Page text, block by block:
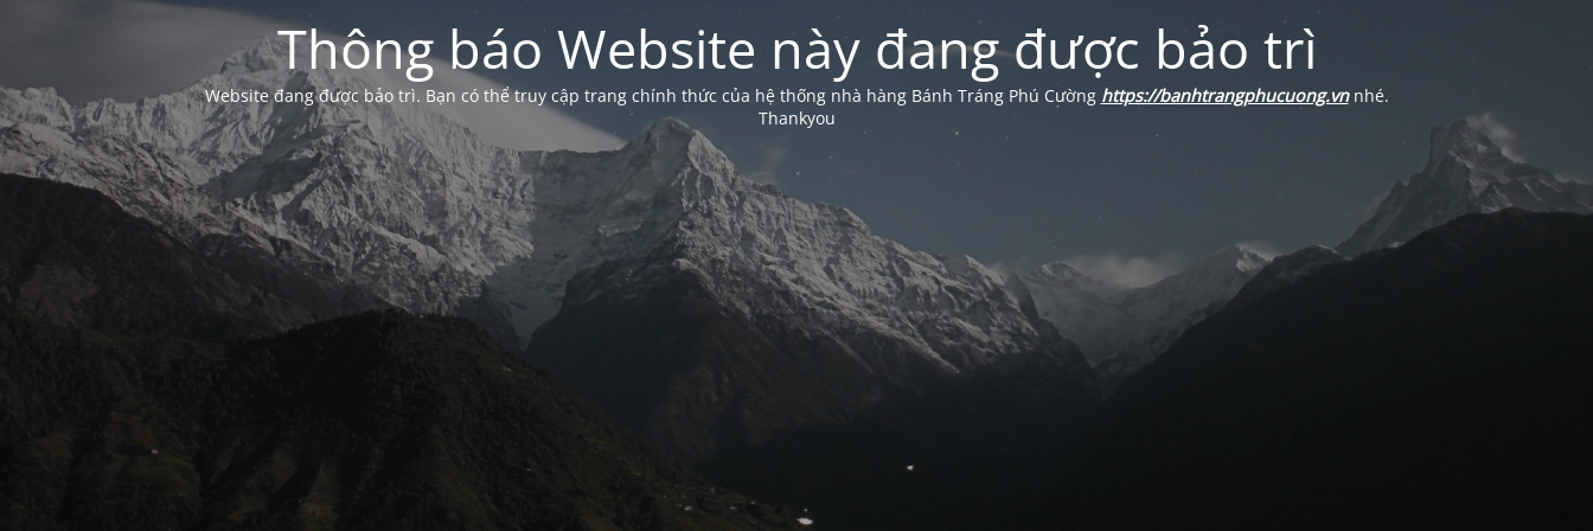
Thông báo Website này đang được bảo trì
Website đang được bảo trì. Bạn có thể truy cập trang chính thức của hệ thống nhà hàng Bánh Tráng Phú Cường https://banhtrangphucuong.vnnhé.
Thankyou